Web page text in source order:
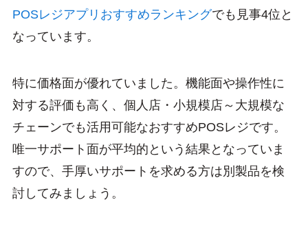
POSレジアプリおすすめランキングでも見事4位と
なっています。
特に価格面が優れていました。機能面や操作性に
対する評価も高く、個人店・小規模店～大規模な
チェーンでも活用可能なおすすめPOSレジです。
唯一サポート面が平均的という結果となっていま
すので、手厚いサポートを求める方は別製品を検
討してみましょう。